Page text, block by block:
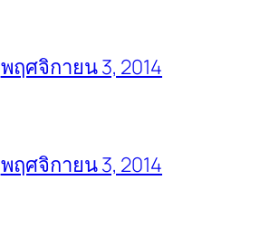
พฤศจิกายน 3, 2014
พฤศจิกายน 3, 2014